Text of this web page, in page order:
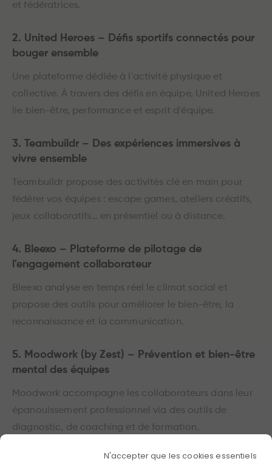
et fédératrices.
2. United Heroes – Défis sportifs connectés pour
bouger ensemble
Une plateforme dédiée à l'activité physique et
collective. À travers des défis en équipe, United Heroes
lie bien-être, performance et esprit d'équipe.
3. Teambuildr – Des expériences immersives à
vivre ensemble
Teambuildr propose des activités clé en main pour
fédérer vos équipes : escape games, ateliers créatifs,
jeux collaboratifs… en présentiel ou à distance.
4. Bleexo – Plateforme de pilotage de
l'engagement collaborateur
Bleexo analyse en temps réel le climat social et
propose des outils pour améliorer le bien-être, la
reconnaissance et la communication.
5. Moodwork (by Zest) – Prévention et bien-être
mental des équipes
Moodwork accompagne les collaborateurs dans leur
épanouissement professionnel via des outils de
diagnostic, de coaching et de formation.
6. Worklife – Écouter et comprendre pour mieux
N'accepter que les cookies essentiels